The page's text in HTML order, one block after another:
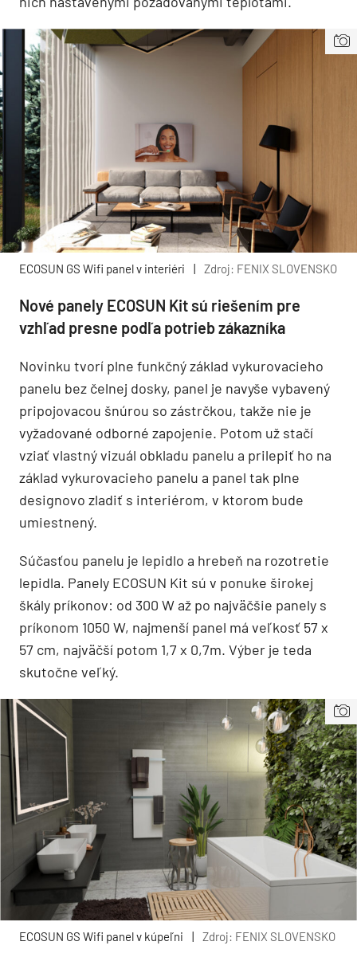
ECOSUN GS Wifi panel v interiéri | Zdroj: FENIX SLOVENSKO
Nové panely ECOSUN Kit sú riešením pre
vzhľad presne podľa potrieb zákazníka
Novinku tvorí plne funkčný základ vykurovacieho
panelu bez čelnej dosky, panel je navyše vybavený
pripojovacou šnúrou so zástrčkou, takže nie je
vyžadované odborné zapojenie. Potom už stačí
vziať vlastný vizuál obkladu panelu a prilepiť ho na
základ vykurovacieho panelu a panel tak plne
designovo zladiť s interiérom, v ktorom bude
umiestnený.
Súčasťou panelu je lepidlo a hrebeň na rozotretie
lepidla. Panely ECOSUN Kit sú v ponuke širokej
škály príkonov: od 300 W až po najväčšie panely s
príkonom 1050 W, najmenší panel má veľkosť 57 x
57 cm, najväčší potom 1,7 x 0,7m. Výber je teda
skutočne veľký.
ECOSUN GS Wifi panel v kúpeľni | Zdroj: FENIX SLOVENSKO